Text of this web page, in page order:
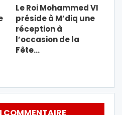
Le Roi Mohammed VI
préside à M’diq une
réception à
l’occasion de la
Fête…
COMMENTAIRE